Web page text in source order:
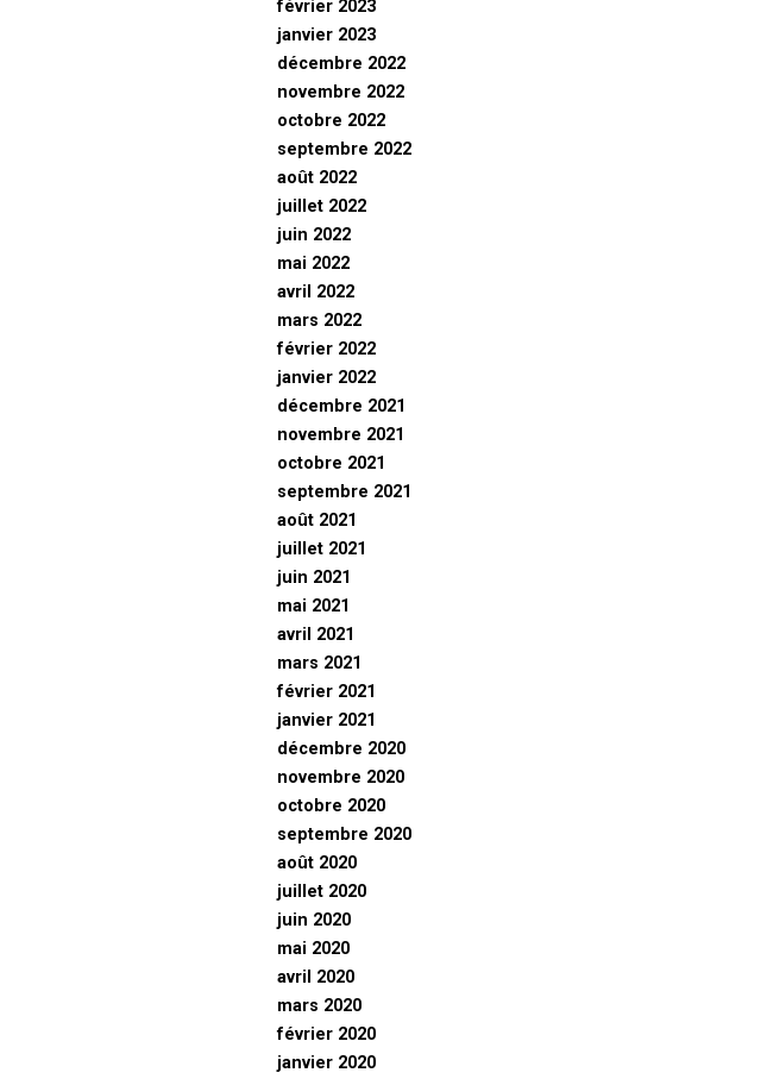
février 2023
janvier 2023
décembre 2022
novembre 2022
octobre 2022
septembre 2022
août 2022
juillet 2022
juin 2022
mai 2022
avril 2022
mars 2022
février 2022
janvier 2022
décembre 2021
novembre 2021
octobre 2021
septembre 2021
août 2021
juillet 2021
juin 2021
mai 2021
avril 2021
mars 2021
février 2021
janvier 2021
décembre 2020
novembre 2020
octobre 2020
septembre 2020
août 2020
juillet 2020
juin 2020
mai 2020
avril 2020
mars 2020
février 2020
janvier 2020